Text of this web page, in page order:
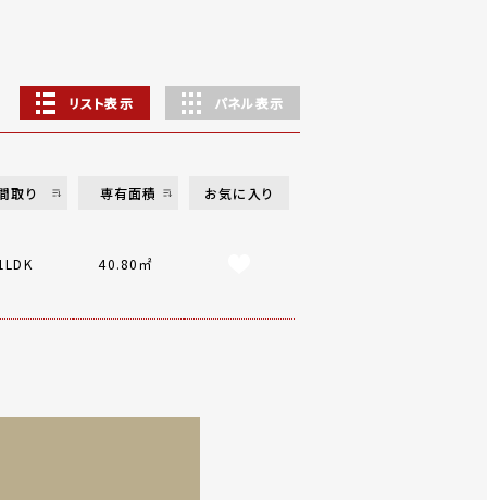
リスト表示 パネル表示
取り 専有面積 お気に入り
40.80㎡